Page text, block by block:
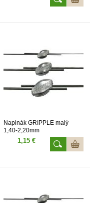
Napinák GRIPPLE malý
1,40-2,20mm
1,15 €